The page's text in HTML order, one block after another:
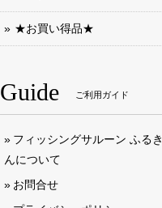
★お買い得品★
Guide ご利用ガイド
フィッシングサルーン ふるき
んについて
お問合せ